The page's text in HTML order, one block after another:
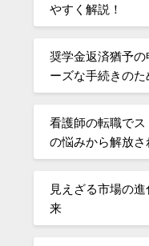
やすく解説！
奨学金返済猶予
ーズな手続きのた
看護師の転職で
の悩みから解放
見えざる市場の
来